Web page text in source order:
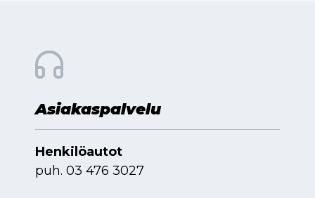
Asiakaspalvelu
Henkilöautot
puh. 03 476 3027